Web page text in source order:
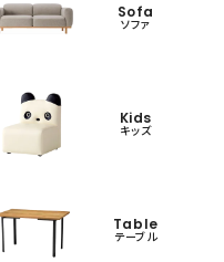
Sofa
ソファ
Kids
キッズ
Table
テーブル